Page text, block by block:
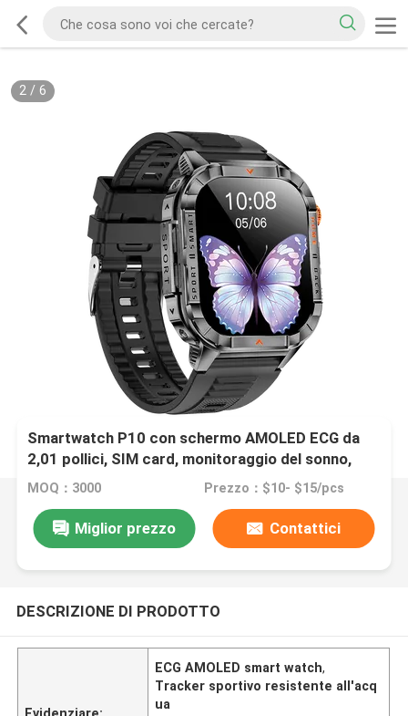
2/ 6
Smartwatch P10 con schermo AMOLED ECG da
2,01 pollici, SIM card, monitoraggio del sonno,
monitoraggio della frequenza cardiaca, salute,
resistente all'acqua, GPS personalizzato, tracker
sportivo, chiamate telefoniche J13, riunioni
sportive, identificazione del chiamante CID
MOQ：3000 Prezzo：$10- $15/pcs
Miglior prezzo Contattici
DESCRIZIONE DI PRODOTTO
Evidenziare:
ECG AMOLED smart watch,
Tracker sportivo resistente all'acq
ua